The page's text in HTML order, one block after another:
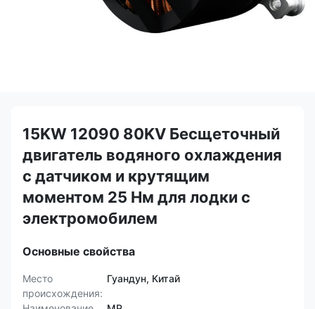
15KW 12090 80KV Бесщеточный
двигатель водяного охлаждения
с датчиком и крутящим
моментом 25 Нм для лодки с
электромобилем
Основные свойства
Место
происхождения:
Гуандун, Китай